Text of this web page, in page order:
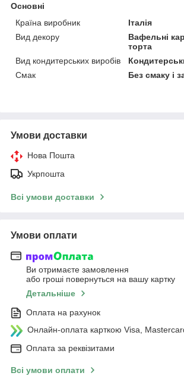
Основні
Країна виробник
Італія
Вид декору
Вафельні
торта
Вид кондитерських виробів
Смак
Без смаку і
Умови доставки
Нова Пошта
Укрпошта
Всі умови доставки
Умови оплати
Ви отримаєте замовлення
або гроші повернуться на вашу картку
Детальніше
Оплата на рахунок
Онлайн-оплата карткою Visa,
Оплата за реквізитами
Всі умови оплати